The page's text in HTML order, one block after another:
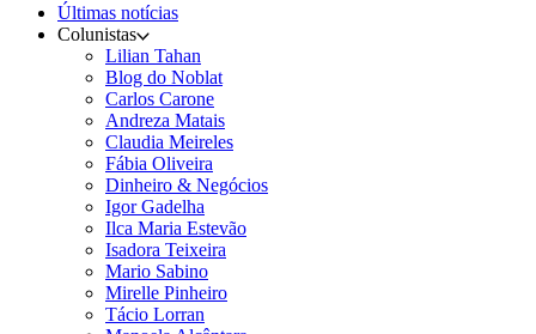
Últimas notícias
Colunistas
Lilian Tahan
Blog do Noblat
Carlos Carone
Andreza Matais
Claudia Meireles
Fábia Oliveira
Dinheiro & Negócios
Igor Gadelha
Ilca Maria Estevão
Isadora Teixeira
Mario Sabino
Mirelle Pinheiro
Tácio Lorran